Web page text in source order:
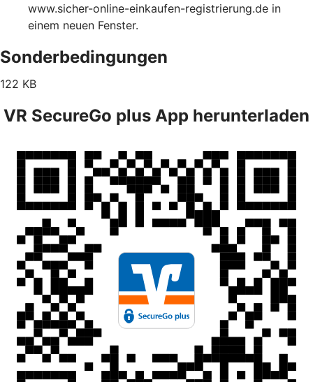
www.sicher-online-einkaufen-registrierung.de in
einem neuen Fenster.
Sonderbedingungen
122 KB
VR SecureGo plus App herunterladen